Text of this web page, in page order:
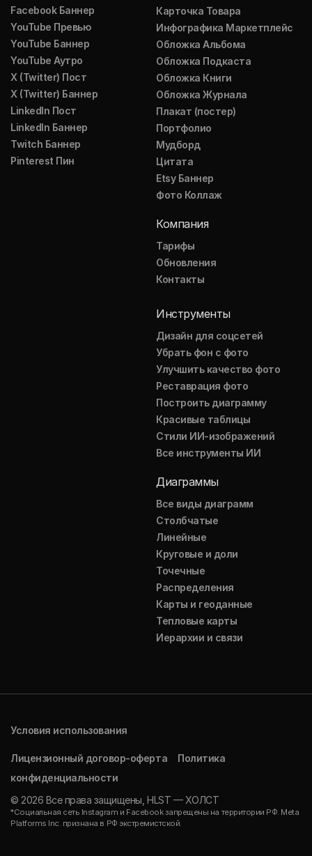
Facebook Баннер
YouTube Превью
YouTube Баннер
YouTube Аутро
X (Twitter) Пост
X (Twitter) Баннер
LinkedIn Пост
LinkedIn Баннер
Twitch Баннер
Pinterest Пин
Карточка Товара
Инфографика Маркетплейс
Обложка Альбома
Обложка Подкаста
Обложка Книги
Обложка Журнала
Плакат (постер)
Портфолио
Мудборд
Цитата
Etsy Баннер
Фото Коллаж
Компания
Тарифы
Обновления
Контакты
Инструменты
Дизайн для соцсетей
Убрать фон с фото
Улучшить качество фото
Реставрация фото
Построить диаграмму
Красивые таблицы
Стили ИИ-изображений
Все инструменты ИИ
Диаграммы
Все виды диаграмм
Столбчатые
Линейные
Круговые и доли
Точечные
Распределения
Карты и геоданные
Тепловые карты
Иерархии и связи
Условия использования
Лицензионный договор-оферта
Политика
конфиденциальности
© 2026 Все права защищены, HLST — ХОЛСТ
*Социальная сеть Instagram и Facebook запрещены на территории РФ. Meta
Platforms Inc. признана в РФ экстремистской.